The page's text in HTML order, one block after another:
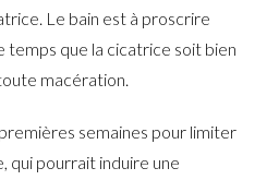
Le bain est à proscrire
temps que la cicatrice soit bien
macération.
semaines pour limiter
qui pourrait induire une